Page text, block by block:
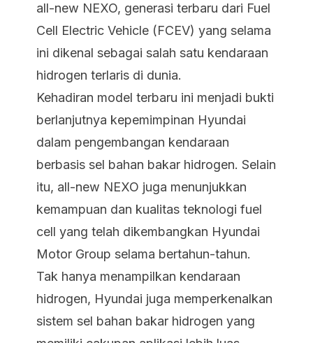
all-new NEXO, generasi terbaru dari Fuel
Cell Electric Vehicle (FCEV) yang selama
ini dikenal sebagai salah satu kendaraan
hidrogen terlaris di dunia.
Kehadiran model terbaru ini menjadi bukti
berlanjutnya kepemimpinan Hyundai
dalam pengembangan kendaraan
berbasis sel bahan bakar hidrogen. Selain
itu, all-new NEXO juga menunjukkan
kemampuan dan kualitas teknologi fuel
cell yang telah dikembangkan Hyundai
Motor Group selama bertahun-tahun.
Tak hanya menampilkan kendaraan
hidrogen, Hyundai juga memperkenalkan
sistem sel bahan bakar hidrogen yang